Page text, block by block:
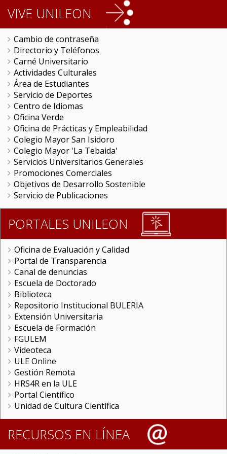
VIVE UNILEON
Cambio de contraseña
Directorio y Teléfonos
Carné Universitario
Actividades Culturales
Área de Estudiantes
Servicio de Deportes
Centro de Idiomas
Oficina Verde
Oficina de Prácticas y Empleabilidad
Colegio Mayor San Isidoro
Colegio Mayor 'La Tebaida'
Servicios Universitarios Generales
Promociones Comerciales
Objetivos de Desarrollo Sostenible
Servicio de Publicaciones
PORTALES UNILEON
Oficina de Evaluación y Calidad
Portal de Transparencia
Canal de denuncias
Escuela de Doctorado
Biblioteca
Repositorio Institucional BULERIA
Extensión Universitaria
Escuela de Formación
FGULEM
Videoteca
ULE Online
Gestión Remota
HRS4R en la ULE
Portal Científico
Unidad de Cultura Científica
RECURSOS EN LÍNEA